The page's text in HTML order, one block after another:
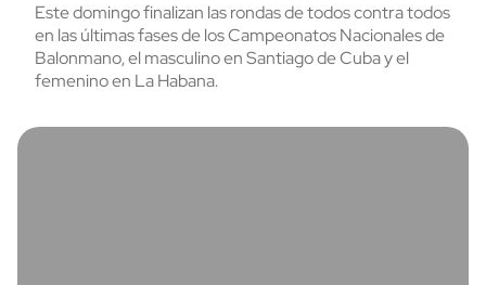
Este domingo finalizan las rondas de todos contra todos
en las últimas fases de los Campeonatos Nacionales de
Balonmano, el masculino en Santiago de Cuba y el
femenino en La Habana.